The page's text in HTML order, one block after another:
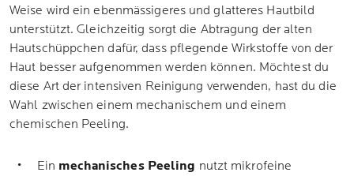
Weise wird ein ebenmässigeres und glatteres Hautbild
unterstützt. Gleichzeitig sorgt die Abtragung der alten
Hautschüppchen dafür, dass pflegende Wirkstoffe von der
Haut besser aufgenommen werden können. Möchtest du
diese Art der intensiven Reinigung verwenden, hast du die
Wahl zwischen einem mechanischem und einem
chemischen Peeling.
Ein mechanisches Peeling nutzt mikrofeine